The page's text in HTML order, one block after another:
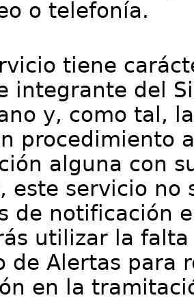
o telefonía.
tiene
integrante del
y, como tal,
procedimiento
alguna con
este servicio no
de notificación
utilizar la
de Alertas para
en la